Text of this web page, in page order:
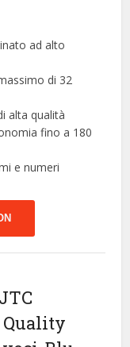
ad alto
di 32
alta qualità
fino a 180
e numeri
Quality